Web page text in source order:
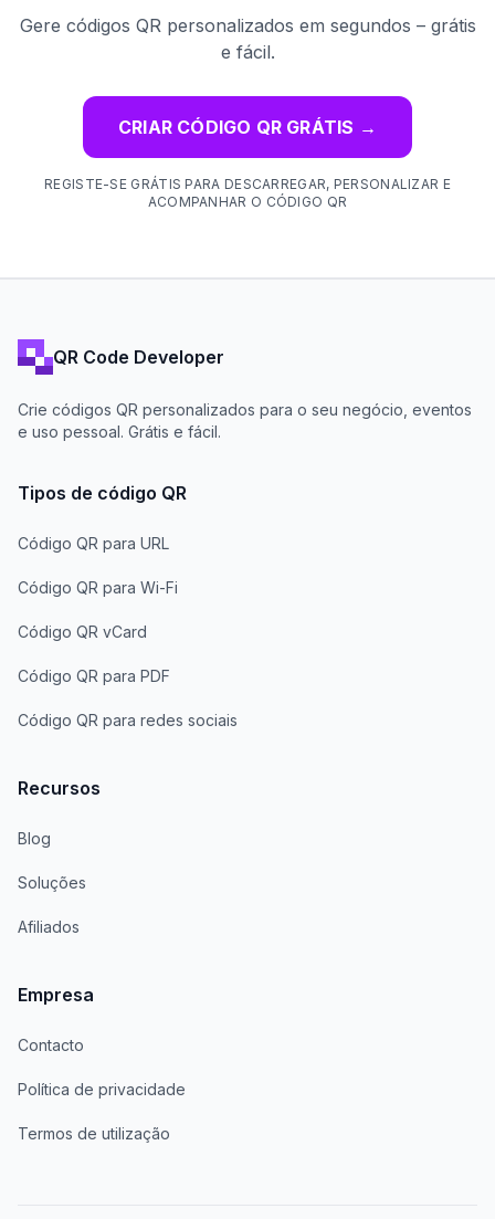
Gere códigos QR personalizados em segundos – grátis
e fácil.
CRIAR CÓDIGO QR GRÁTIS →
REGISTE-SE GRÁTIS PARA DESCARREGAR, PERSONALIZAR E
ACOMPANHAR O CÓDIGO QR
QR Code Developer
Crie códigos QR personalizados para o seu negócio, eventos
e uso pessoal. Grátis e fácil.
Tipos de código QR
Código QR para URL
Código QR para Wi-Fi
Código QR vCard
Código QR para PDF
Código QR para redes sociais
Recursos
Blog
Soluções
Afiliados
Empresa
Contacto
Política de privacidade
Termos de utilização